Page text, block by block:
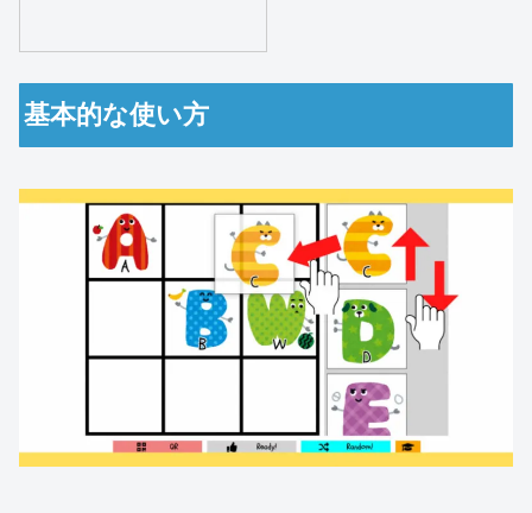
基本的な使い方